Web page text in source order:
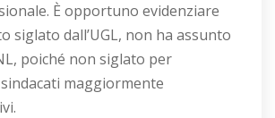
È opportuno evidenziare
siglato dall’UGL, non ha assunto
poiché non siglato per
maggiormente